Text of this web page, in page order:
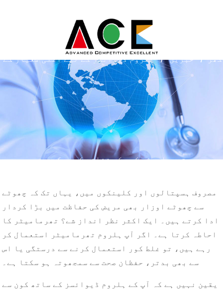
گھر خبریں ہلروم ڈیوائسز کے لیے اعلیٰ معیار کے
تھرمامیٹر کور کی شناخت کیسے کریں۔
مصروف ہسپتالوں اور کلینکوں میں، یہاں تک کہ چھوٹے
سے چھوٹے اوزار بھی مریض کی حفاظت میں بڑا کردار
ادا کرتے ہیں۔ ایک اکثر نظر انداز شے؟ تھرمامیٹر کا
احاطہ کرتا ہے۔ اگر آپ ہلروم تھرمامیٹر استعمال کر
رہے ہیں، تو غلط کور استعمال کرنے سے درستگی یا اس
سے بھی بدتر، حفظان صحت سے سمجھوتہ ہو سکتا ہے۔
یقین نہیں ہے کہ آپ کے ہلروم ڈیوائسز کے ساتھ کون سے